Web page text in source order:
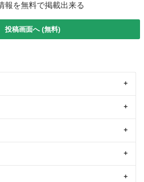
報を無料で掲載出来る
投稿画面へ (無料)